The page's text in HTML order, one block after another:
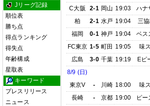
Jリーグ記録
順位表
勝ち点
得点ランキング
得失点
年齢構成
星取表
キーワード
プレスリリース
ニュース
C大阪
2-1 岡山 19:03
ハナ
柏
2-1 水戸 19:04
三
福岡
0-1 神戸 19:04
ベス
FC東京 1-5 町田 19:05
味
広島
3-0 千葉 19:19
Eピ
8/9 (日)
東京V
- 川崎 18:00
味
長崎
- 京都 19:00 ピー